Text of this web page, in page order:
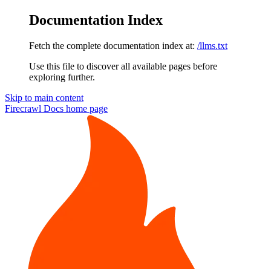
Documentation Index
Fetch the complete documentation index at: /llms.txt
Use this file to discover all available pages before
exploring further.
Skip to main content
Firecrawl Docs home page